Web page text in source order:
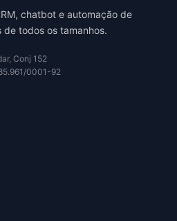
chatbot e automação de
todos os tamanhos.
Conj 152
0001-92